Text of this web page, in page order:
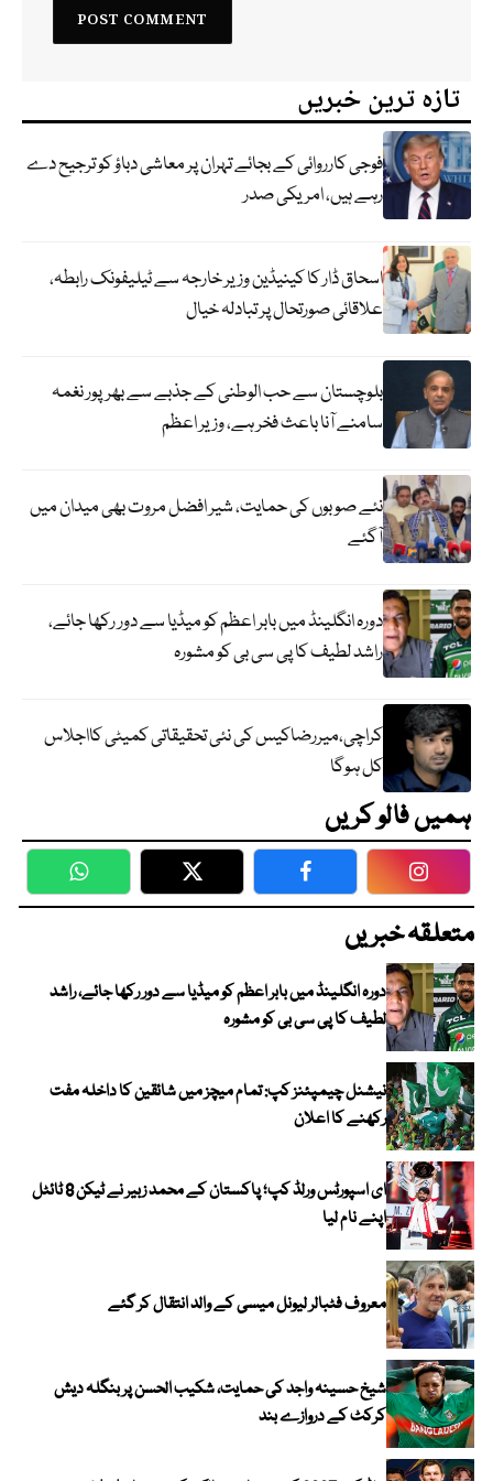
تازہ ترین خبریں
فوجی کارروائی کے بجائے تہران پر معاشی دباؤ کو ترجیح دے
رہے ہیں، امریکی صدر
اسحاق ڈار کا کینیڈین وزیر خارجہ سے ٹیلیفونک رابطہ،
علاقائی صورتحال پر تبادلہ خیال
بلوچستان سے حب الوطنی کے جذبے سے بھرپور نغمہ
سامنے آنا باعث فخر ہے، وزیر اعظم
نئے صوبوں کی حمایت، شیر افضل مروت بھی میدان میں
آگئے
دورہ انگلینڈ میں بابر اعظم کو میڈیا سے دور رکھا جائے،
راشد لطیف کا پی سی بی کو مشورہ
کراچی،میررضاکیس کی نئی تحقیقاتی کمیٹی کااجلاس
کل ہوگا
ہمیں فالو کریں
WhatsApp Twitter Facebook
متعلقہ خبریں
دورہ انگلینڈ میں بابر اعظم کو میڈیا سے دور رکھا جائے، راشد
لطیف کا پی سی بی کو مشورہ
نیشنل چیمپئنز کپ: تمام میچز میں شائقین کا داخلہ مفت
رکھنے کا اعلان
ای اسپورٹس ورلڈ کپ؛ پاکستان کے محمد زبیر نے ٹیکن 8 ٹائٹل
اپنے نام لیا
معروف فٹبالر لیونل میسی کے والد انتقال کر گئے
شیخ حسینہ واجد کی حمایت، شکیب الحسن پر بنگلہ دیش
کرکٹ کے دروازے بند